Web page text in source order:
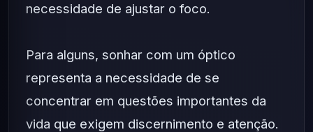
necessidade de ajustar o foco.
Para alguns, sonhar com um óptico
representa a necessidade de se
concentrar em questões importantes da
vida que exigem discernimento e atenção.